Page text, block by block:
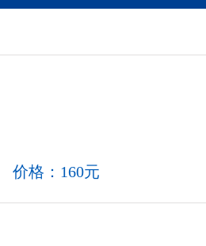
价格：160元